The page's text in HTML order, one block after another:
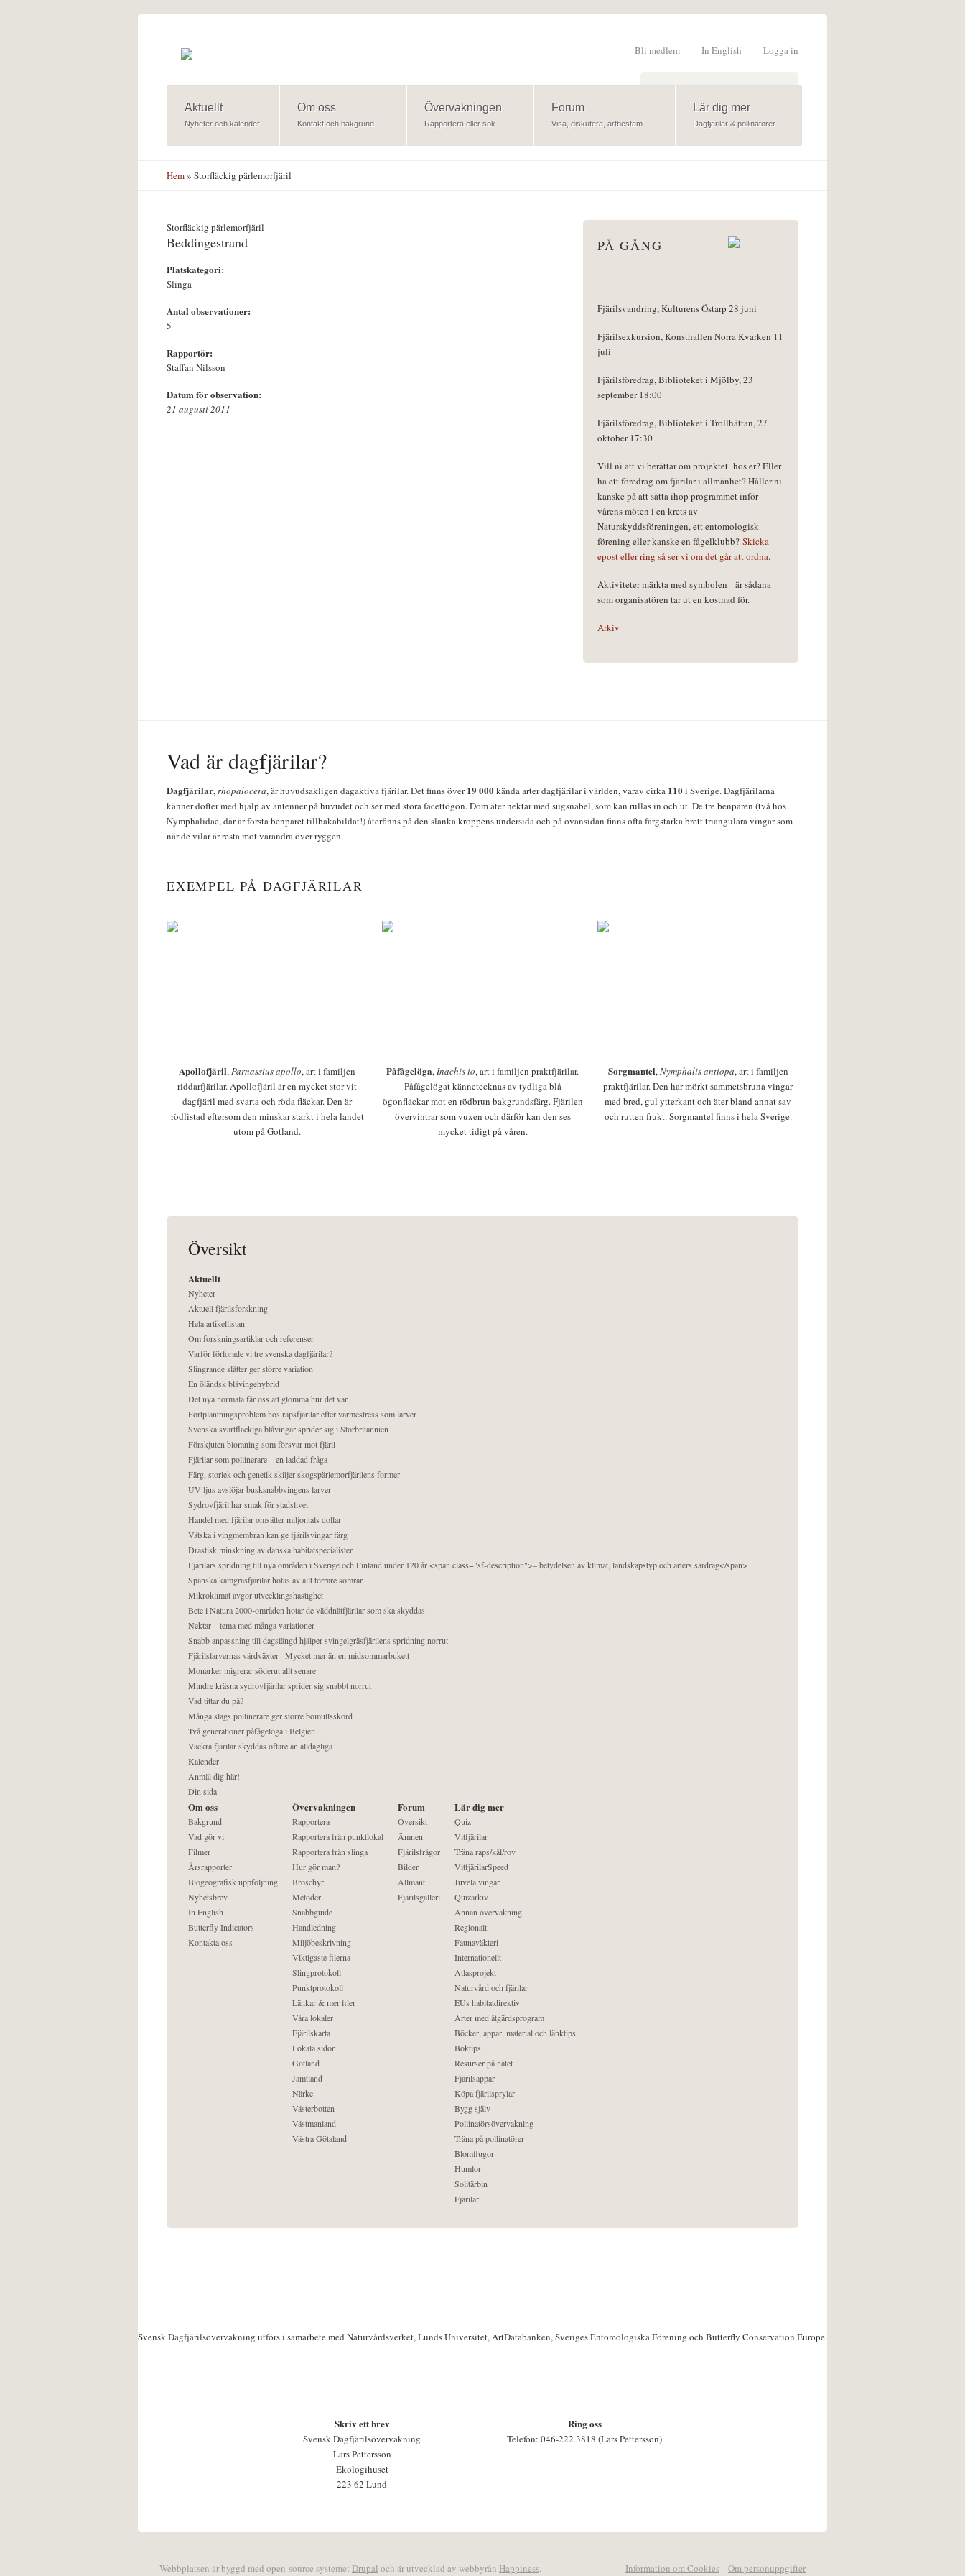
Logga in
In English
Bli medlem
Sökformulär
Aktuellt
Nyheter och kalender
Om oss
Kontakt och bakgrund
Övervakningen
Rapportera eller sök
Forum
Visa, diskutera, artbestäm
Lär dig mer
Dagfjärilar & pollinatörer
Hem» Storfläckig pärlemorfjäril
Storfläckig pärlemorfjäril
Beddingestrand
Platskategori:
Slinga
Antal observationer:
5
Rapportör:
Staffan Nilsson
Datum för observation:
21 augusti 2011
PÅ GÅNG
Fjärilsvandring, Kulturens Östarp 28 juni
Fjärilsexkursion, Konsthallen Norra Kvarken 11
juli
Fjärilsföredrag, Biblioteket i Mjölby, 23
september 18:00
Fjärilsföredrag, Biblioteket i Trollhättan, 27
oktober 17:30
Vill ni att vi berättar om projektet hos er? Eller
ha ett föredrag om fjärilar i allmänhet? Håller ni
kanske på att sätta ihop programmet inför
vårens möten i en krets av
Naturskyddsföreningen, ett entomologisk
förening eller kanske en fågelklubb? Skicka
epost eller ring så ser vi om det går att ordna.
Aktiviteter märkta med symbolen
är sådana
som organisatören tar ut en kostnad för.
Arkiv
Vad är dagfjärilar?
Dagfjärilar,rhopalocera, är huvudsakligen dagaktiva fjärilar. Det finns över19 000kända arter dagfjärilar i världen, varav cirka 110i Sverige. Dagfjärilarna
känner dofter med hjälp av antenner på huvudet och ser med stora facettögon. Dom äter nektar med sugsnabel, som kan rullas in och ut. De tre benparen (två hos
Nymphalidae, där är första benparet tillbakabildat!) återfinns på den slanka kroppens undersida och på ovansidan finns ofta färgstarka brett triangulära vingar som
när de vilar är resta mot varandra över ryggen.
EXEMPEL PÅ DAGFJÄRILAR
Apollofjäril,Parnassius apollo, art i familjen
riddarfjärilar. Apollofjäril är en mycket stor vit
dagfjäril med svarta och röda fläckar. Den är
rödlistad eftersom den minskar starkt i hela landet
utom på Gotland.
Påfågelöga,Inachis io, art i familjen praktfjärilar.
Påfågelögat kännetecknas av tydliga blå
ögonfläckar mot en rödbrun bakgrundsfärg. Fjärilen
övervintrar som vuxen och därför kan den ses
mycket tidigt på våren.
Sorgmantel,Nymphalis antiopa, art i familjen
praktfjärilar. Den har mörkt sammetsbruna vingar
med bred, gul ytterkant och äter bland annat sav
och rutten frukt. Sorgmantel finns i hela Sverige.
Översikt
Aktuellt
Nyheter
Aktuell fjärilsforskning
Hela artikellistan
Om forskningsartiklar och referenser
Varför förlorade vi tre svenska dagfjärilar?
Slingrande slåtter ger större variation
En öländsk blåvingehybrid
Det nya normala får oss att glömma hur det var
Fortplantningsproblem hos rapsfjärilar efter värmestress som larver
Svenska svartfläckiga blåvingar sprider sig i Storbritannien
Förskjuten blomning som försvar mot fjäril
Fjärilar som pollinerare – en laddad fråga
Färg, storlek och genetik skiljer skogspärlemorfjärilens former
UV-ljus avslöjar busksnabbvingens larver
Sydrovfjäril har smak för stadslivet
Handel med fjärilar omsätter miljontals dollar
Vätska i vingmembran kan ge fjärilsvingar färg
Drastisk minskning av danska habitatspecialister
Fjärilars spridning till nya områden i Sverige och Finland under 120 år <span class="sf-description">– betydelsen av klimat, landskapstyp och arters särdrag</span>
Spanska kamgräsfjärilar hotas av allt torrare somrar
Mikroklimat avgör utvecklingshastighet
Bete i Natura 2000-områden hotar de väddnätfjärilar som ska skyddas
Nektar – tema med många variationer
Snabb anpassning till dagslängd hjälper svingelgräsfjärilens spridning norrut
Fjärilslarvernas värdväxter– Mycket mer än en midsommarbukett
Monarker migrerar söderut allt senare
Mindre kräsna sydrovfjärilar sprider sig snabbt norrut
Vad tittar du på?
Många slags pollinerare ger större bomullsskörd
Två generationer påfågelöga i Belgien
Vackra fjärilar skyddas oftare än alldagliga
Kalender
Anmäl dig här!
Din sida
Om oss
Bakgrund
Vad gör vi
Filmer
Årsrapporter
Biogeografisk uppföljning
Nyhetsbrev
In English
Butterfly Indicators
Kontakta oss
Övervakningen
Rapportera
Rapportera från punktlokal
Rapportera från slinga
Hur gör man?
Broschyr
Metoder
Snabbguide
Handledning
Miljöbeskrivning
Viktigaste filerna
Slingprotokoll
Punktprotokoll
Länkar & mer filer
Våra lokaler
Fjärilskarta
Lokala sidor
Gotland
Jämtland
Närke
Västerbotten
Västmanland
Västra Götaland
Forum
Översikt
Ämnen
Fjärilsfrågor
Bilder
Allmänt
Fjärilsgalleri
Lär dig mer
Quiz
Vitfjärilar
Träna raps/kål/rov
VitfjärilarSpeed
Juvela vingar
Quizarkiv
Annan övervakning
Regionalt
Faunaväkteri
Internationellt
Atlasprojekt
Naturvård och fjärilar
EUs habitatdirektiv
Arter med åtgärdsprogram
Böcker, appar, material och länktips
Boktips
Resurser på nätet
Fjärilsappar
Köpa fjärilsprylar
Bygg själv
Pollinatörsövervakning
Träna på pollinatörer
Blomflugor
Humlor
Solitärbin
Fjärilar
Svensk Dagfjärilsövervakning utförs i samarbete med Naturvårdsverket, Lunds Universitet, ArtDatabanken, Sveriges Entomologiska Förening och Butterfly Conservation Europe.
Skriv ett brev
Svensk Dagfjärilsövervakning
Lars Pettersson
Ekologihuset
223 62 Lund
Ring oss
Telefon: 046-222 3818 (Lars Pettersson)
Webbplatsen är byggd med open-source systemet Drupal och är utvecklad av webbyrån Happiness. Information om Cookies Om personuppgifter